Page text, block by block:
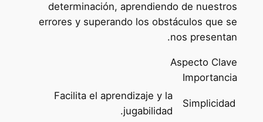
determinación, aprendiendo de nuestros
errores y superando los obstáculos que se
nos presentan.
Aspecto Clave
Importancia
Simplicidad
Facilita el aprendizaje y la
jugabilidad.